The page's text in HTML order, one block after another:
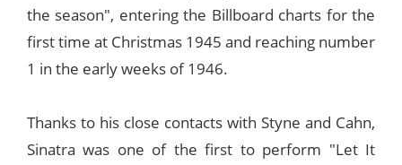
the season", entering the Billboard charts for the
first time at Christmas 1945 and reaching number
1 in the early weeks of 1946.
Thanks to his close contacts with Styne and Cahn,
Sinatra was one of the first to perform "Let It